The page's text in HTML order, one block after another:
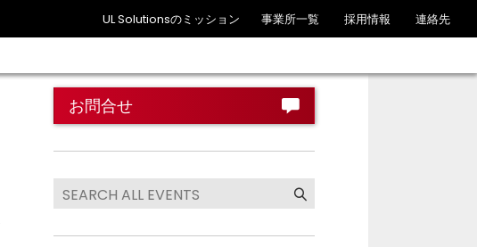
UL Solutionsのミッション 事業所一覧 採用情報 連絡先
お問合せ